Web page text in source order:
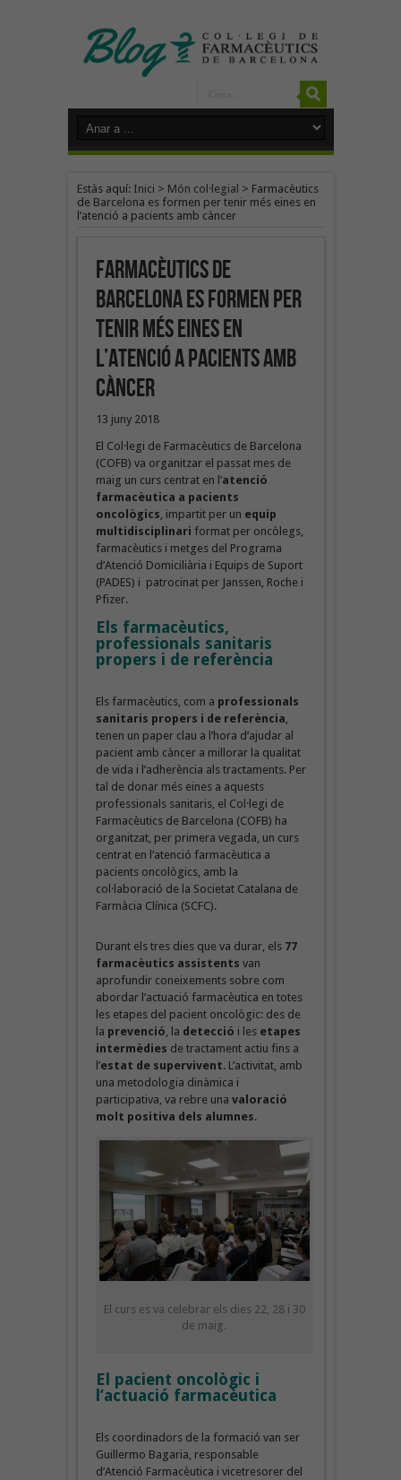
Estàs aquí: Inici > Món col·legial > Farmacèutics
de Barcelona es formen per tenir més eines en
l’atenció a pacients amb càncer
Farmacèutics de
Barcelona es formen per
tenir més eines en
l’atenció a pacients amb
càncer
13 juny 2018
El Col·legi de Farmacèutics de Barcelona
(COFB) va organitzar el passat mes de
maig un curs centrat en l’atenció
farmacèutica a pacients
oncològics , impartit per un equip
multidisciplinari format per oncòlegs,
farmacèutics i metges del Programa
d’Atenció Domiciliària i Equips de Suport
(PADES) i patrocinat per Janssen, Roche i
Pfizer.
Els farmacèutics,
professionals sanitaris
propers i de referència
Els farmacèutics, com a professionals
sanitaris propers i de referència
tenen un paper clau a l’hora d’ajudar al
pacient amb càncer a millorar la qualitat
de vida i l’adherència als tractaments. Per
tal de donar més eines a aquests
professionals sanitaris, el Col·legi de
Farmacèutics de Barcelona (COFB) ha
organitzat, per primera vegada, un curs
centrat en l’atenció farmacèutica a
pacients oncològics, amb la
col·laboració de la Societat Catalana de
Farmàcia Clínica (SCFC).
Durant els tres dies que va durar, els 77
farmacèutics assistents van
aprofundir coneixements sobre com
abordar l’actuació farmacèutica en totes
les etapes del pacient oncològic: des de
la prevenció , la detecció i les etapes
intermèdies de tractament actiu fins a
l’estat de supervivent. L’activitat, amb
una metodologia dinàmica i
participativa, va rebre una valoració
molt positiva dels alumnes.
El curs es va celebrar els dies 22, 28 i 30
de maig.
El pacient oncològic i
l’actuació farmacèutica
Els coordinadors de la formació van ser
Guillermo Bagaria, responsable
d’Atenció Farmacèutica i vicetresorer del